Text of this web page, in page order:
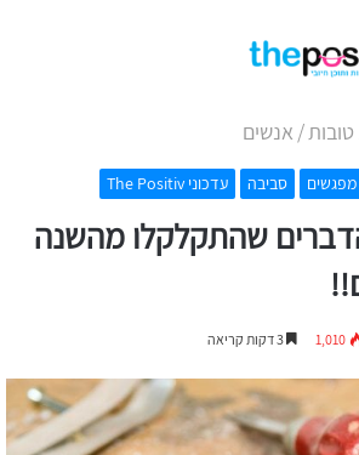
/ אנשים
מפגשים סביבה עדכוני The Positiv
שהתקלקלו מהשנה
1,010